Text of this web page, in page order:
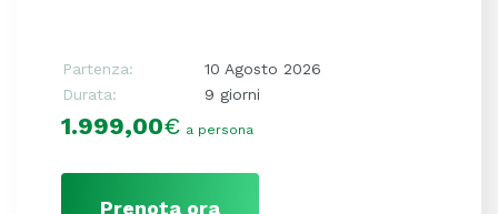
Partenza:
10 Agosto 2026
Durata:
9 giorni
1.999,00€ a persona
Prenota ora